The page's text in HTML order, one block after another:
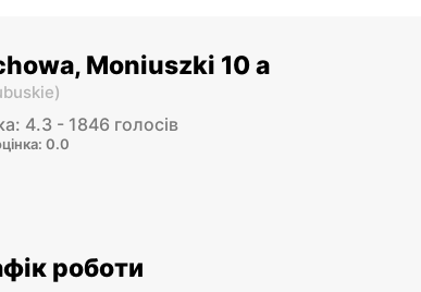
Moniuszki 10 a
)
4.3 - 1846 голосів
0.0
роботи